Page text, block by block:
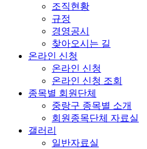
조직현황
규정
경영공시
찾아오시는 길
온라인 신청
온라인 신청
온라인 신청 조회
종목별 회원단체
중랑구 종목별 소개
회원종목단체 자료실
갤러리
일반자료실